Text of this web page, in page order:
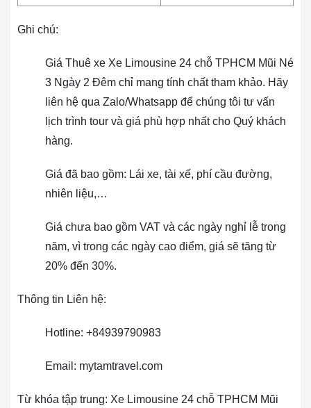
Ghi chú:
Giá Thuê xe Xe Limousine 24 chỗ TPHCM Mũi Né
3 Ngày 2 Đêm chỉ mang tính chất tham khảo. Hãy
liên hệ qua Zalo/Whatsapp để chúng tôi tư vấn
lịch trình tour và giá phù hợp nhất cho Quý khách
hàng.
Giá đã bao gồm: Lái xe, tài xế, phí cầu đường,
nhiên liệu,…
Giá chưa bao gồm VAT và các ngày nghỉ lễ trong
năm, vì trong các ngày cao điểm, giá sẽ tăng từ
20% đến 30%.
Thông tin Liên hệ:
Hotline: +84939790983
Email: mytamtravel.com
Từ khóa tập trung: Xe Limousine 24 chỗ TPHCM Mũi